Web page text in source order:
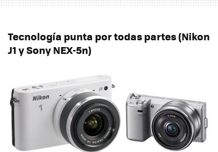
Tecnología punta por todas partes (Nikon
J1 y Sony NEX-5n)